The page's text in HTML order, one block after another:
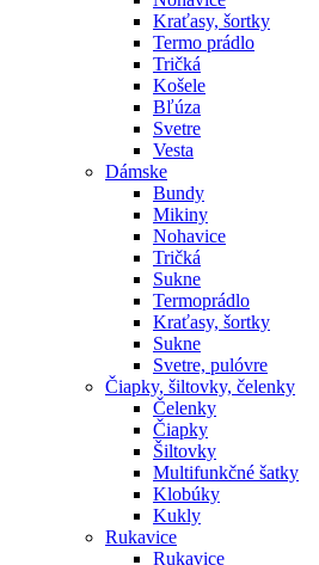
Kraťasy, šortky
Termo prádlo
Tričká
Košele
Bľúza
Svetre
Vesta
Dámske
Bundy
Mikiny
Nohavice
Tričká
Sukne
Termoprádlo
Kraťasy, šortky
Sukne
Svetre, pulóvre
Čiapky, šiltovky, čelenky
Čelenky
Čiapky
Šiltovky
Multifunkčné šatky
Klobúky
Kukly
Rukavice
Rukavice